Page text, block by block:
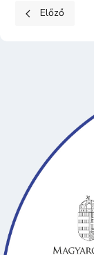
Előző cikk:
Előző